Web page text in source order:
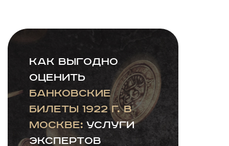
Как выгодно
оценить
банковские
билеты 1922 г. в
Москве:услуги
экспертов